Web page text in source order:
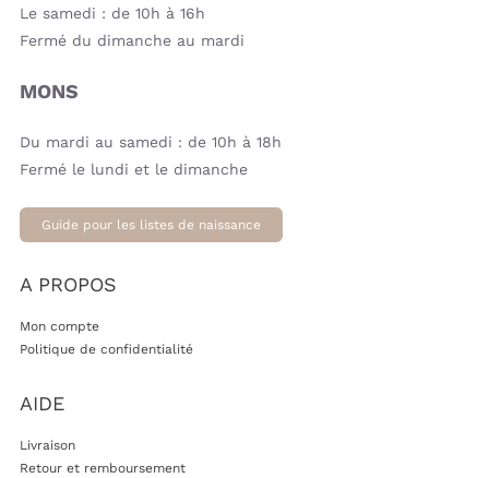
Le samedi : de 10h à 16h
Fermé du dimanche au mardi
MONS
Du mardi au samedi : de 10h à 18h
Fermé le lundi et le dimanche
Guide pour les listes de naissance
A PROPOS
Mon compte
Politique de confidentialité
AIDE
Livraison
Retour et remboursement